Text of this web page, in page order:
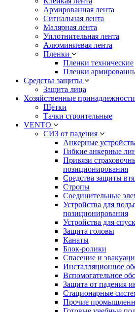
Армированная лента
Сигнальная лента
Малярная лента
Уплотнительная лента
Алюминиевая лента
Пленки
Пленки технические
Пленки
Средства защиты
Защита лица
Хозяйственные принадлежности
Щетки
Тачки строительные
VENTO
СИЗ от падения
Анкерные
Гибкие анкерные
Привязи
позиционирования
Средства защиты
Стропы
Соединительные
Устройства для
позиционирования
Устройства для
Защита головы
Канаты
Блок-ролики
Спасение и
Инсталляционное
Вспомогательное
Защита от падения
Стационарные
Прочие